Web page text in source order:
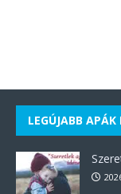
LEGÚJABB APÁK